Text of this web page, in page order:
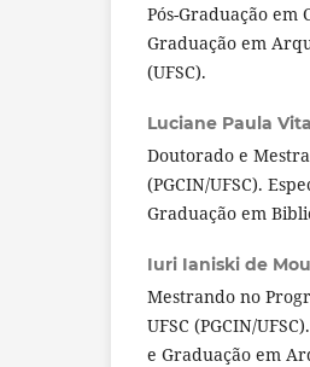
Pós-Graduação em
Graduação em
(UFSC).
Luciane Paula
Doutorado e
(PGCIN/UFSC).
Graduação em
Iuri Ianiski de
Mestrando no
UFSC (PGCIN/
e Graduação em